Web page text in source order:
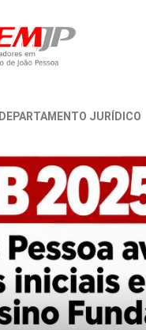
DEPARTAMENTO JURÍDICO